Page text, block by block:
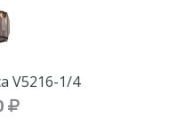
V5216-1/4